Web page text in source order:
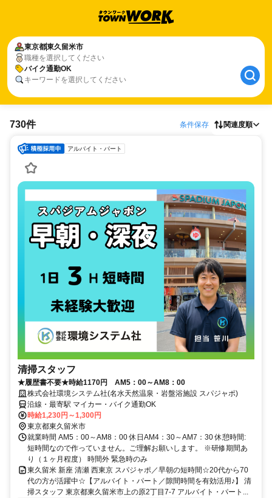
東京都東久留米市
職種を選択してください
バイク通勤OK
キーワードを選択してください
730件 条件保存 関連度順
アルバイト・パート
清掃スタッフ
★履歴書不要★時給1170円 AM5：00～AM8：00
株式会社環境システム社(名水天然温泉・岩盤浴施設 スパジャポ)
沿線・最寄駅 マイカー・バイク通勤OK
時給1,230円～1,300円
東京都東久留米市
就業時間 AM5：00～AM8：00 休日AM4：30～AM7：30 休憩時間:
短時間なので作っていません。ご理解お願いします。 ※研修期間あ
り（１ヶ月程度） 時間外 緊急時のみ
東久留米 新座 清瀬 西東京 スパジャポ／早朝の短時間☆20代から70
代の方が活躍中☆【アルバイト・パート／隙間時間を有効活用♪】 清
掃スタッフ 東京都東久留米市上の原2丁目7-7 アルバイト・パート...